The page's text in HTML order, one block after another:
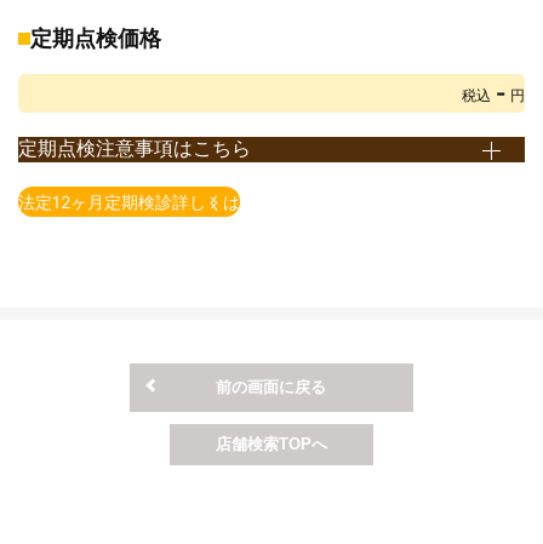
エコカー減税対象車の重量税額は上記額より減額されます。
現在の税額となります)
※自賠責保険料は2023年4月1日現在の保険料となります。
※印紙代は2026年4月1日現在の料金となります。
定期点検価格
税込 - 円
定期点検注意事項はこちら
は、使用用途や車種によって異なります。
※上記価格表は当店での価格となります。店舗により価格が異なり
ますので予めご了承ください。
※上記価格は税込表示となります。
※上記価格は基本価格（追加整備が発生しない場合）となります。
法定12ヶ月定期検診詳しくは
前の画面に戻る
店舗検索TOPへ